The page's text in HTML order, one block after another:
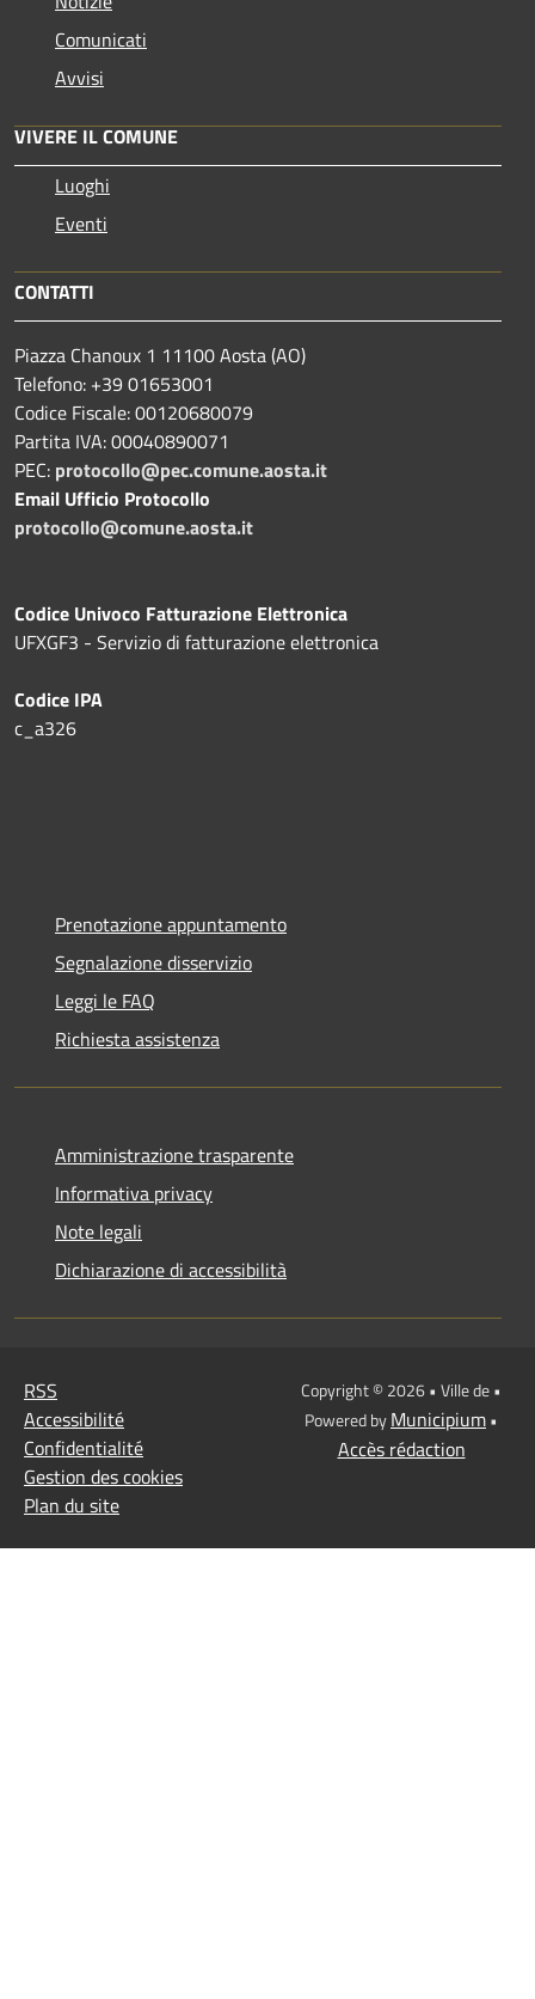
Comunicati
Avvisi
VIVERE IL COMUNE
Luoghi
Eventi
CONTATTI
Piazza Chanoux 1 11100 Aosta (AO)
Telefono: +39 01653001
Codice Fiscale: 00120680079
Partita IVA: 00040890071
PEC: protocollo@pec.comune.aosta.it
Email Ufficio Protocollo
protocollo@comune.aosta.it
Codice Univoco Fatturazione Elettronica
UFXGF3 - Servizio di fatturazione elettronica
Codice IPA
c_a326
Prenotazione appuntamento
Segnalazione disservizio
Leggi le FAQ
Richiesta assistenza
Amministrazione trasparente
Informativa privacy
Note legali
Dichiarazione di accessibilità
RSS
Accessibilité
Confidentialité
Gestion des cookies
Plan du site
Copyright © 2026 • Ville de •
Powered byMunicipium•
Accès rédaction